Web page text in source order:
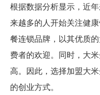
根据数据分析显示，近
来越多的人开始关注健
餐连锁品牌，以其优质
费者的欢迎。同时，大
高。因此，选择加盟大
的创业方式。